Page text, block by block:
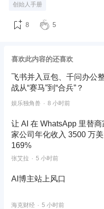
创始人手册
8 5
喜欢此内容的还喜欢
飞书并入豆包、千问办公
战从“赛马”到“合兵”？
娱乐独角兽 8 小时前
让 AI 在 WhatsApp 里替
家公司年化收入 3500 万
169%
张艾拉 5 小时前
AI博主站上风口
海克财经 5 小时前